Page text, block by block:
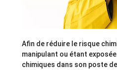
Afin de réduire le risque
manipulant ou étant
chimiques dans son poste